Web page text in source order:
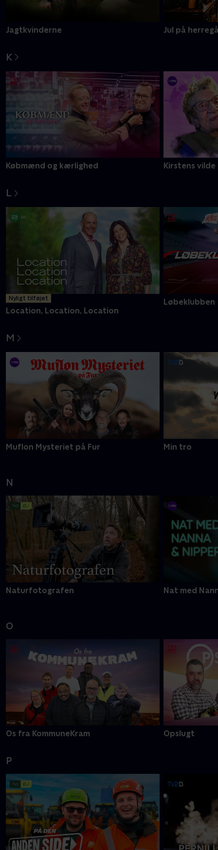
Jagtkvinderne Jul på
K
Købmænd og kærlighed Kirstens vilde
L
Nyligt tilføjet
Location, Location, Location
Løbeklubben
M
Muflon Mysteriet på Fur Min tro
N
Naturfotografen Nat med
O
Os fra KommuneKram Opslugt
P